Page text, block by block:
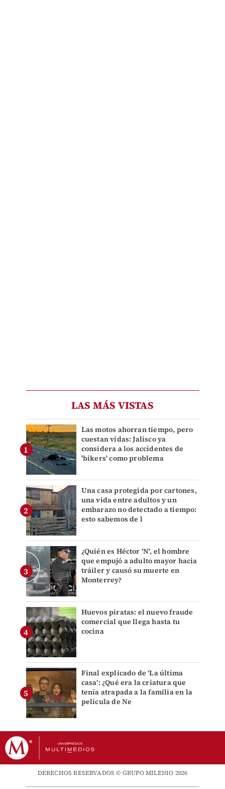
LAS MÁS VISTAS
Las motos ahorran tiempo, pero
cuestan vidas: Jalisco ya
considera a los accidentes de
'bikers' como problema
Una casa protegida por cartones,
una vida entre adultos y un
embarazo no detectado a tiempo:
esto sabemos de l
¿Quién es Héctor 'N', el hombre
que empujó a adulto mayor hacia
tráiler y causó su muerte en
Monterrey?
Huevos piratas: el nuevo fraude
comercial que llega hasta tu
cocina
Final explicado de ‘La última
casa’: ¿Qué era la criatura que
tenía atrapada a la familia en la
película de Ne
DERECHOS RESERVADOS © GRUPO MILENIO 2026